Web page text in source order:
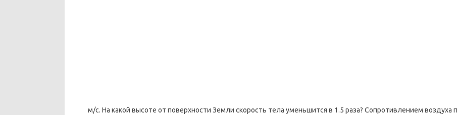
м/с. На какой высоте от поверхности Земли скорость тела уменьшится в 1.5 раза? Сопротивлением воздуха